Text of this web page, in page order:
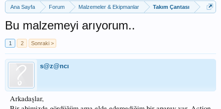
Ana Sayfa Forum Malzemeler & Ekipmanlar Takım Çantası
Bu malzemeyi arıyorum..
1 2 Sonraki >
s@z@ncı
Arkadaşlar,